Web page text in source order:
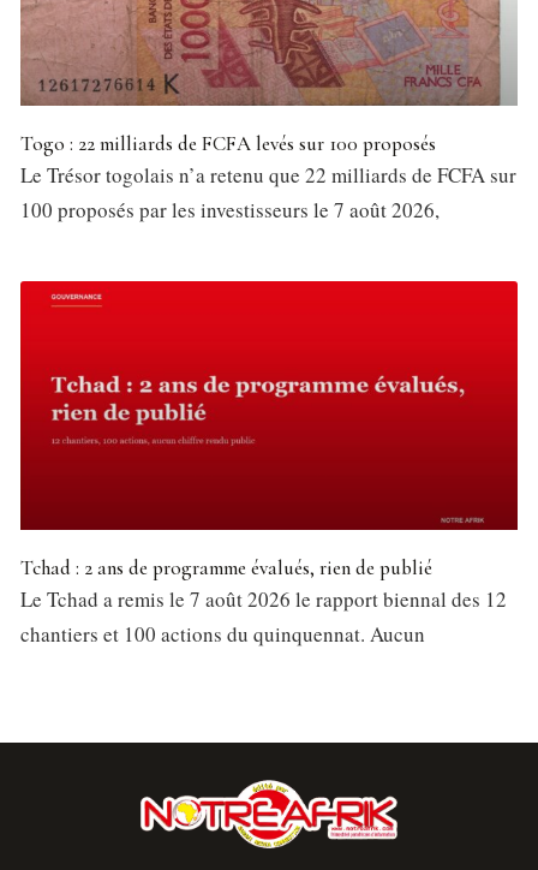
Togo : 22 milliards de FCFA levés sur 100 proposés
Le Trésor togolais n’a retenu que 22 milliards de FCFA sur
100 proposés par les investisseurs le 7 août 2026,
Tchad : 2 ans de programme évalués, rien de publié
Le Tchad a remis le 7 août 2026 le rapport biennal des 12
chantiers et 100 actions du quinquennat. Aucun